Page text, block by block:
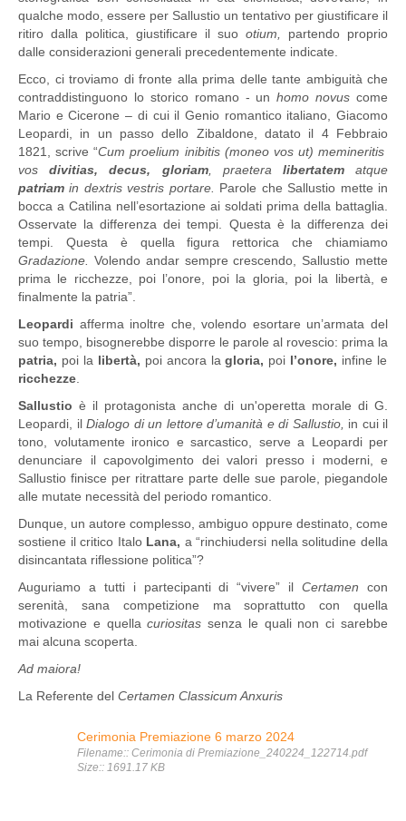
qualche modo, essere per Sallustio un tentativo per giustificare il
ritiro dalla politica, giustificare il suo otium, partendo proprio
dalle considerazioni generali precedentemente indicate.
Ecco, ci troviamo di fronte alla prima delle tante ambiguità che
contraddistinguono lo storico romano - unhomo novus come
Mario e Cicerone – di cui il Genio romantico italiano, Giacomo
Leopardi, in un passo dello Zibaldone, datato il 4 Febbraio
1821, scrive “Cum proelium inibitis (moneo vos ut) memineritis
vosdivitias, decus, gloriam, praetera libertatematque
patriam in dextris vestris portare.
Parole che Sallustio mette in
bocca a Catilina nell’esortazione ai soldati prima della battaglia.
Osservate la differenza dei tempi. Questa è la differenza dei
tempi. Questa è quella figura rettorica che chiamiamo
Gradazione. Volendo andar sempre crescendo, Sallustio mette
prima le ricchezze, poi l’onore, poi la gloria, poi la libertà, e
finalmente la patria”.
Leopardi afferma inoltre che, volendo esortare un’armata del
suo tempo, bisognerebbe disporre le parole al rovescio: prima la
patria, poi la libertà, poi ancora lagloria, poi l’onore, infine le
ricchezze
Sallustio è il protagonista anche di un'operetta morale di G.
Leopardi, il Dialogo di un lettore d’umanità e di Sallustio, in cui il
tono, volutamente ironico e sarcastico, serve a Leopardi per
denunciare il capovolgimento dei valori presso i moderni, e
Sallustio finisce per ritrattare parte delle sue parole, piegandole
alle mutate necessità del periodo romantico.
Dunque, un autore complesso, ambiguo oppure destinato, come
sostiene il critico Italo Lana, a “rinchiudersi nella solitudine della
disincantata riflessione politica”?
Auguriamo a tutti i partecipanti di “vivere” ilCertamencon
serenità, sana competizione ma soprattutto con quella
motivazione e quellacuriositassenza le quali non ci sarebbe
mai alcuna scoperta.
Ad maiora!
La Referente del Certamen Classicum Anxuris
Cerimonia Premiazione 6 marzo 2024
Filename:: Cerimonia di Premiazione_240224_122714.pdf
Size:: 1691.17 KB